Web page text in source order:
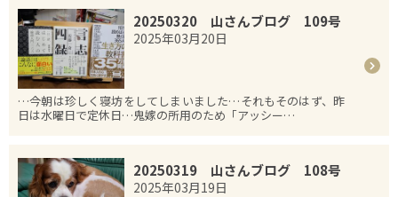
20250320 山さんブログ 109号
2025年03月20日
…今朝は珍しく寝坊をしてしまいました…それもそのはず、昨
日は水曜日で定休日…鬼嫁の所用のため「アッシー…
20250319 山さんブログ 108号
2025年03月19日